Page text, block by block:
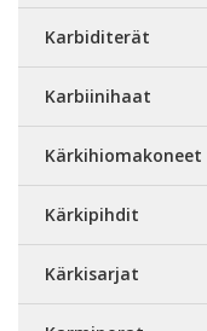
Karbiditerät
Karbiinihaat
Kärkihiomakoneet
Kärkipihdit
Kärkisarjat